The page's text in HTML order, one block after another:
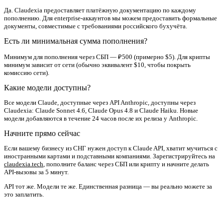
Да. Claudexia предоставляет платёжную документацию по каждому
пополнению. Для enterprise-аккаунтов мы можем предоставить формальные
документы, совместимые с требованиями российского бухучёта.
Есть ли минимальная сумма пополнения?
Минимум для пополнения через СБП — ₽500 (примерно $5). Для крипты
минимум зависит от сети (обычно эквивалент $10, чтобы покрыть
комиссию сети).
Какие модели доступны?
Все модели Claude, доступные через API Anthropic, доступны через
Claudexia: Claude Sonnet 4.6, Claude Opus 4.8 и Claude Haiku. Новые
модели добавляются в течение 24 часов после их релиза у Anthropic.
Начните прямо сейчас
Если вашему бизнесу из СНГ нужен доступ к Claude API, хватит мучиться с
иностранными картами и подставными компаниями. Зарегистрируйтесь на
claudexia.tech , пополните баланс через СБП или крипту и начните делать
API-вызовы за 5 минут.
API тот же. Модели те же. Единственная разница — вы реально можете за
это заплатить.